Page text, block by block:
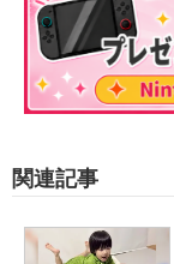
関連記事